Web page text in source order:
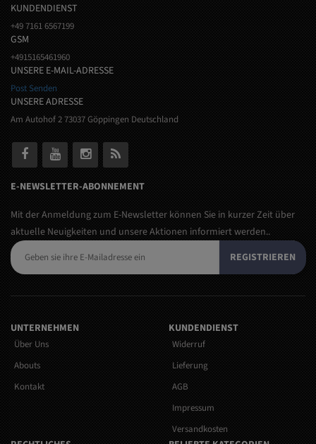
KUNDENDIENST
+49 7161 6567199
GSM
+4915165461960
UNSERE E-MAIL-ADRESSE
Post Senden
UNSERE ADRESSE
Am Autohof 2 73037 Göppingen Deutschland
E-NEWSLETTER-ABONNEMENT
Mit der Anmeldung zum E-Newsletter können Sie in kurzer Zeit über
aktuelle Neuigkeiten und unsere Aktionen informiert werden..
REGISTRIEREN
UNTERNEHMEN
Über Uns
Abouts
Kontakt
KUNDENDIENST
Widerruf
Lieferung
AGB
Impressum
Versandkosten